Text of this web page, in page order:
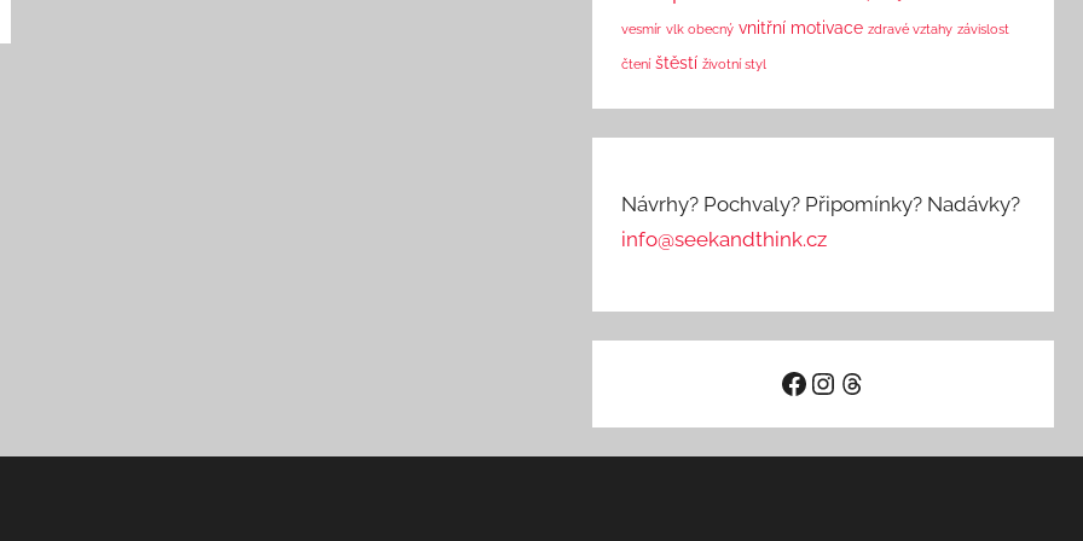
vesmír vlk obecný vnitřní motivace zdravé vztahy závislost
čtení štěstí životní styl
Návrhy? Pochvaly? Připomínky? Nadávky?
info@seekandthink.cz
Facebook
Instagram
Threads